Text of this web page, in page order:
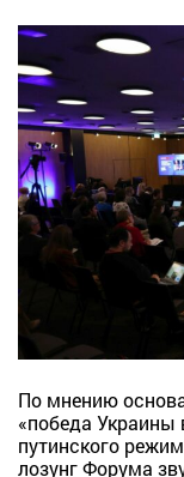
По мнению
«победа Украины
путинского
лозунг Форума